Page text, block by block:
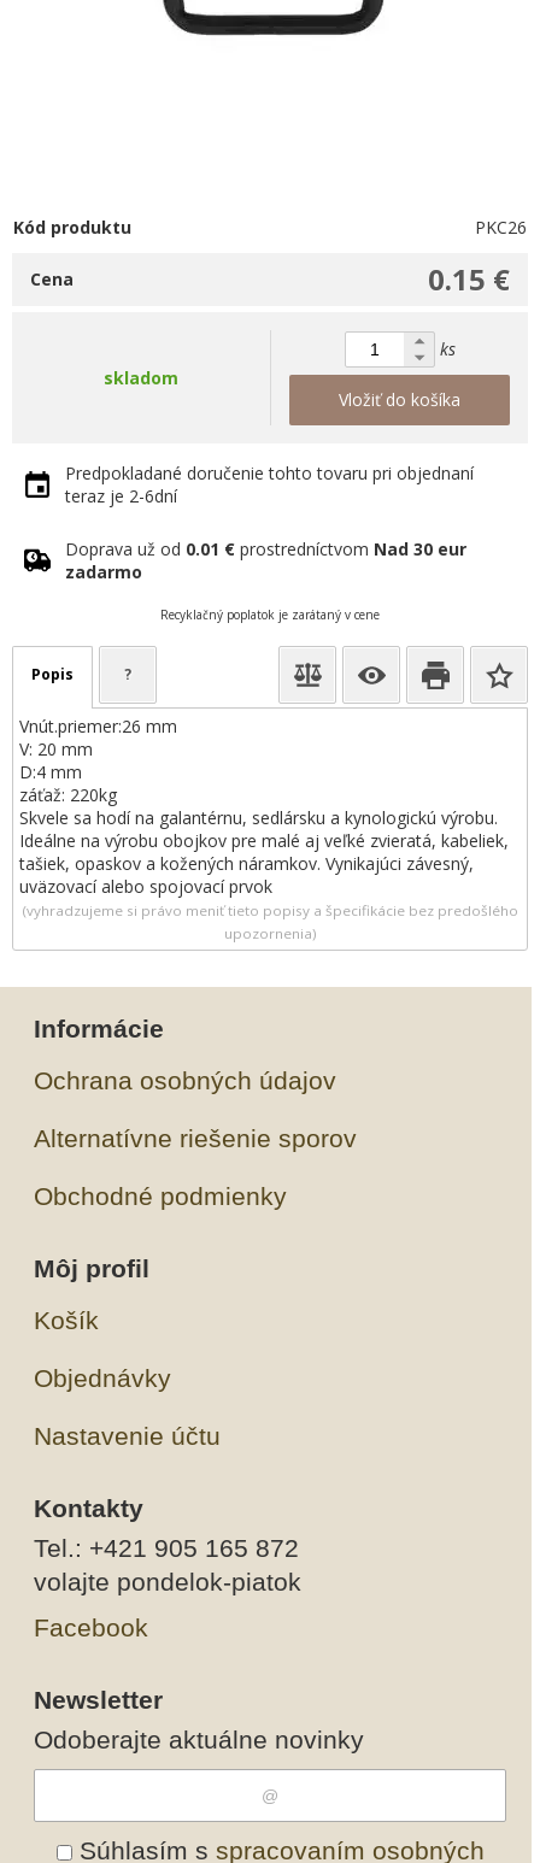
Kód produktu PKC26
0.15 €
Cena
skladom
ks
Vložiť do košíka
Predpokladané doručenie tohto tovaru pri objednaní
teraz je 2-6dní
Doprava už od 0.01 € prostredníctvom Nad 30 eur
zadarmo
Recyklačný poplatok je zarátaný v cene
Popis ?
Vnút.priemer:26 mm
V: 20 mm
D:4 mm
záťaž: 220kg
Skvele sa hodí na galantérnu, sedlársku a kynologickú výrobu.
Ideálne na výrobu obojkov pre malé aj veľké zvieratá, kabeliek,
tašiek, opaskov a kožených náramkov. Vynikajúci závesný,
uväzovací alebo spojovací prvok
(vyhradzujeme si právo meniť tieto popisy a špecifikácie bez predošlého
upozornenia)
Informácie
Ochrana osobných údajov
Alternatívne riešenie sporov
Obchodné podmienky
Môj profil
Košík
Objednávky
Nastavenie účtu
Kontakty
Tel.: +421 905 165 872
volajte pondelok-piatok
Facebook
Newsletter
Odoberajte aktuálne novinky
Súhlasím s spracovaním osobných